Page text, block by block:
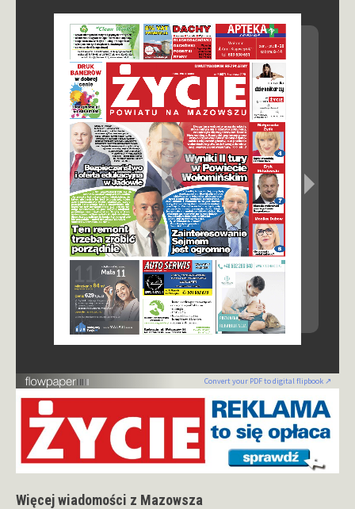
Convert your PDF to digital flipbook ↗
Więcej wiadomości z Mazowsza